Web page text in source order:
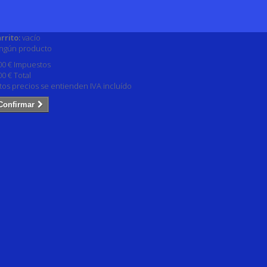
vacío
producto
€ Impuestos
€Total
precios se entienden IVA incluído